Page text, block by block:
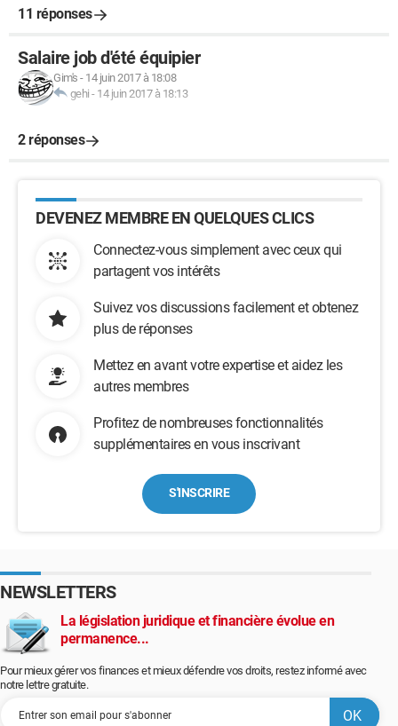
11 réponses
Salaire job d'été équipier
Gim's - 14 juin 2017 à 18:08
gehi - 14 juin 2017 à 18:13
2 réponses
DEVENEZ MEMBRE EN QUELQUES CLICS
Connectez-vous simplement avec ceux qui
partagent vos intérêts
Suivez vos discussions facilement et obtenez
plus de réponses
Mettez en avant votre expertise et aidez les
autres membres
Profitez de nombreuses fonctionnalités
supplémentaires en vous inscrivant
S'INSCRIRE
NEWSLETTERS
La législation juridique et financière évolue en
permanence...
Pour mieux gérer vos finances et mieux défendre vos droits, restez informé avec
notre lettre gratuite.